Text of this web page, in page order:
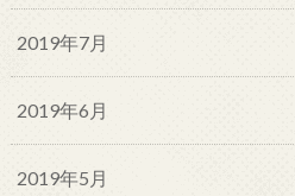
2019年7月
2019年6月
2019年5月